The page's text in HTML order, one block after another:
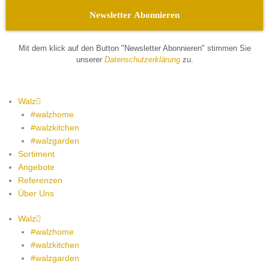
Mit dem klick auf den Button "Newsletter Abonnieren" stimmen Sie
unserer Datenschutzerklärungzu.
Walz
#walzhome
#walzkitchen
#walzgarden
Sortiment
Angebote
Referenzen
Über Uns
Walz
#walzhome
#walzkitchen
#walzgarden